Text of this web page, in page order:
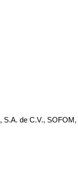
de C.V.,